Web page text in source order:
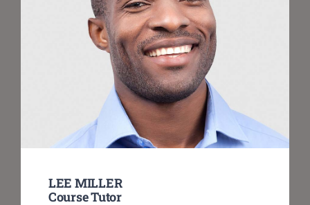
LEE MILLER
Course Tutor